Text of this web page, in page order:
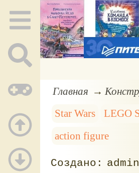
Главная
Star Wars
LEGO
action figure
admin